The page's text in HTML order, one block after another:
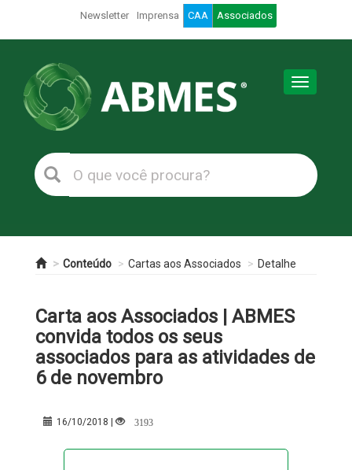
Newsletter Imprensa CAA Associados
Toggle
Conteúdo Cartas aos Associados Detalhe
Carta aos Associados | ABMES
convida todos os seus
associados para as atividades de
6 de novembro
16/10/2018 | 3193